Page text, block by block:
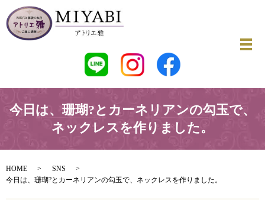
今日は、珊瑚?とカーネリアンの勾玉で、
ネックレスを作りました。
HOME
SNS
今日は、珊瑚?とカーネリアンの勾玉で、ネックレスを作りました。